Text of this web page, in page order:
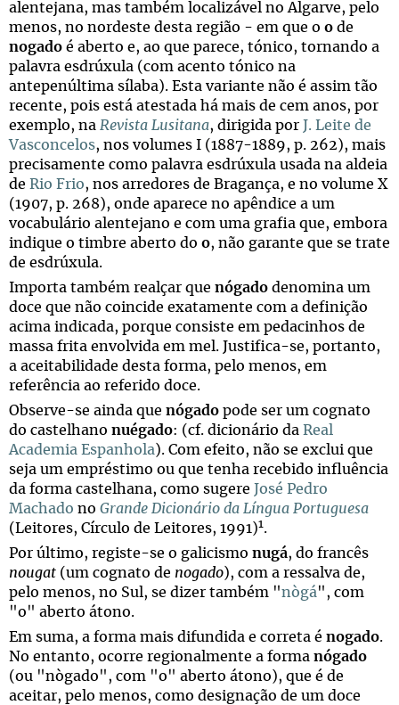
alentejana, mas também localizável no Algarve, pelo
menos, no nordeste desta região - em que o o de
nogado é aberto e, ao que parece, tónico, tornando a
palavra esdrúxula (com acento tónico na
antepenúltima sílaba). Esta variante não é assim tão
recente, pois está atestada há mais de cem anos, por
exemplo, na Revista Lusitana, dirigida por J. Leite de
Vasconcelos, nos volumes I (1887-1889, p. 262), mais
precisamente como palavra esdrúxula usada na aldeia
de Rio Frio, nos arredores de Bragança, e no volume X
(1907, p. 268), onde aparece no apêndice a um
vocabulário alentejano e com uma grafia que, embora
indique o timbre aberto do o, não garante que se trate
de esdrúxula.
Importa também realçar que nógado denomina um
doce que não coincide exatamente com a definição
acima indicada, porque consiste em pedacinhos de
massa frita envolvida em mel. Justifica-se, portanto,
a aceitabilidade desta forma, pelo menos, em
referência ao referido doce.
Observe-se ainda que nógado pode ser um cognato
do castelhano nuégado: (cf. dicionário da Real
Academia Espanhola). Com efeito, não se exclui que
seja um empréstimo ou que tenha recebido influência
da forma castelhana, como sugere José Pedro
Machado no Grande Dicionário da Língua Portuguesa
(Leitores, Círculo de Leitores, 1991)1.
Por último, registe-se o galicismo nugá, do francês
nougat (um cognato de nogado), com a ressalva de,
pelo menos, no Sul, se dizer também "nògá", com
"o" aberto átono.
Em suma, a forma mais difundida e correta é nogado.
No entanto, ocorre regionalmente a forma nógado
(ou "nògado", com "o" aberto átono), que é de
aceitar, pelo menos, como designação de um doce